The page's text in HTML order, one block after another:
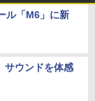
ル「M6」に新
サウンドを体感